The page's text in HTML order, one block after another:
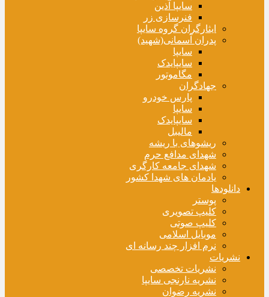
سایپا آذین
فنرسازی زر
ایثارگران گروه سایپا
پدران آسمانی(شهید)
سایپا
سایپایدک
مگاموتور
جهادگران
پارس خودرو
سایپا
سایپایدک
مالیبل
ریشوهای با ریشه
شهدای مدافع حرم
شهدای جامعه کارگری
یادمان های شهدا کشور
دانلودها
پوستر
کلیپ تصویری
کلیپ صوتی
موبایل اسلامی
نرم افزار چند رسانه ای
نشریات
نشریات تخصصی
نشریه نارنجی سایپا
نشریه رضوان